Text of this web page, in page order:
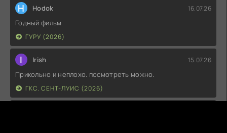
H Hodok 16.07.26
Годный фильм
ГУРУ (2026)
I Irish 15.07.26
Прикольно и неплохо. посмотреть можно.
ГКС. СЕНТ-ЛУИС (2026)